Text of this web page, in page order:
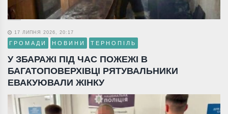
17 ЛИПНЯ 2026, 20:17
ГРОМАДИ НОВИНИ ТЕРНОПІЛЬ
У ЗБАРАЖІ ПІД ЧАС ПОЖЕЖІ В
БАГАТОПОВЕРХІВЦІ РЯТУВАЛЬНИКИ
ЕВАКУЮВАЛИ ЖІНКУ